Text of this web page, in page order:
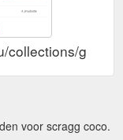
collections/gift-
voor scragg coco.